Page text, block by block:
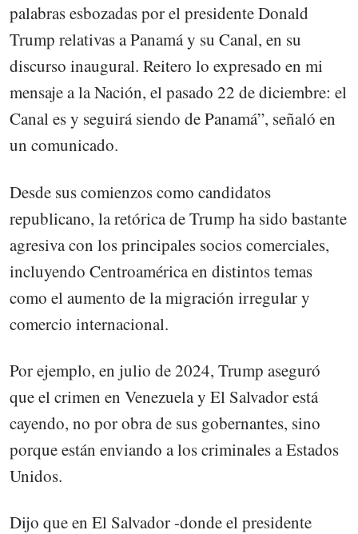
palabras esbozadas por el presidente Donald
Trump relativas a Panamá y su Canal, en su
discurso inaugural. Reitero lo expresado en mi
mensaje a la Nación, el pasado 22 de diciembre: el
Canal es y seguirá siendo de Panamá”, señaló en
un comunicado.
Desde sus comienzos como candidatos
republicano, la retórica de Trump ha sido bastante
agresiva con los principales socios comerciales,
incluyendo Centroamérica en distintos temas
como el aumento de la migración irregular y
comercio internacional.
Por ejemplo, en julio de 2024, Trump aseguró
que el crimen en Venezuela y El Salvador está
cayendo, no por obra de sus gobernantes, sino
porque están enviando a los criminales a Estados
Unidos.
Dijo que en El Salvador -donde el presidente